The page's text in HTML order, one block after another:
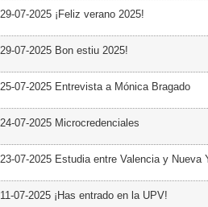
29-07-2025 ¡Feliz verano 2025!
29-07-2025 Bon estiu 2025!
25-07-2025 Entrevista a Mónica Bragado
24-07-2025 Microcredenciales
23-07-2025 Estudia entre Valencia y Nueva
11-07-2025 ¡Has entrado en la UPV!